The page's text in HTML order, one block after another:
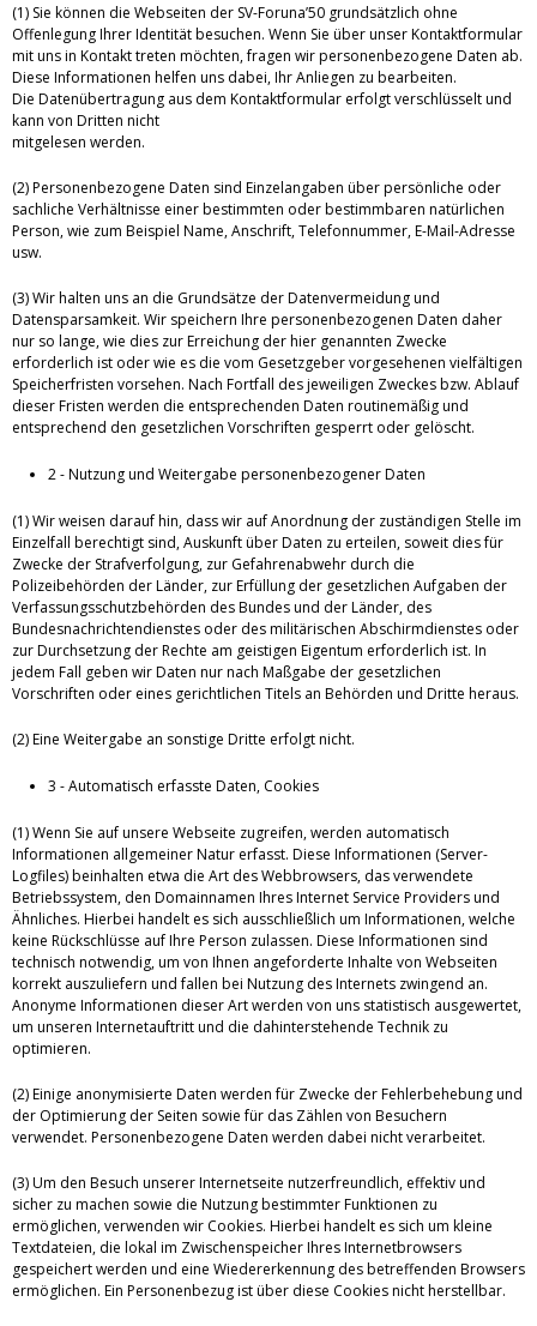
(1) Sie können die Webseiten der SV-Foruna’50 grundsätzlich ohne
Offenlegung Ihrer Identität besuchen. Wenn Sie über unser Kontaktformular
mit uns in Kontakt treten möchten, fragen wir personenbezogene Daten ab.
Diese Informationen helfen uns dabei, Ihr Anliegen zu bearbeiten.
Die Datenübertragung aus dem Kontaktformular erfolgt verschlüsselt und
kann von Dritten nicht
mitgelesen werden.
(2) Personenbezogene Daten sind Einzelangaben über persönliche oder
sachliche Verhältnisse einer bestimmten oder bestimmbaren natürlichen
Person, wie zum Beispiel Name, Anschrift, Telefonnummer, E-Mail-Adresse
usw.
(3) Wir halten uns an die Grundsätze der Datenvermeidung und
Datensparsamkeit. Wir speichern Ihre personenbezogenen Daten daher
nur so lange, wie dies zur Erreichung der hier genannten Zwecke
erforderlich ist oder wie es die vom Gesetzgeber vorgesehenen vielfältigen
Speicherfristen vorsehen. Nach Fortfall des jeweiligen Zweckes bzw. Ablauf
dieser Fristen werden die entsprechenden Daten routinemäßig und
entsprechend den gesetzlichen Vorschriften gesperrt oder gelöscht.
2 - Nutzung und Weitergabe personenbezogener Daten
(1) Wir weisen darauf hin, dass wir auf Anordnung der zuständigen Stelle im
Einzelfall berechtigt sind, Auskunft über Daten zu erteilen, soweit dies für
Zwecke der Strafverfolgung, zur Gefahrenabwehr durch die
Polizeibehörden der Länder, zur Erfüllung der gesetzlichen Aufgaben der
Verfassungsschutzbehörden des Bundes und der Länder, des
Bundesnachrichtendienstes oder des militärischen Abschirmdienstes oder
zur Durchsetzung der Rechte am geistigen Eigentum erforderlich ist. In
jedem Fall geben wir Daten nur nach Maßgabe der gesetzlichen
Vorschriften oder eines gerichtlichen Titels an Behörden und Dritte heraus.
(2) Eine Weitergabe an sonstige Dritte erfolgt nicht.
3 - Automatisch erfasste Daten, Cookies
(1) Wenn Sie auf unsere Webseite zugreifen, werden automatisch
Informationen allgemeiner Natur erfasst. Diese Informationen (Server-
Logfiles) beinhalten etwa die Art des Webbrowsers, das verwendete
Betriebssystem, den Domainnamen Ihres Internet Service Providers und
Ähnliches. Hierbei handelt es sich ausschließlich um Informationen, welche
keine Rückschlüsse auf Ihre Person zulassen. Diese Informationen sind
technisch notwendig, um von Ihnen angeforderte Inhalte von Webseiten
korrekt auszuliefern und fallen bei Nutzung des Internets zwingend an.
Anonyme Informationen dieser Art werden von uns statistisch ausgewertet,
um unseren Internetauftritt und die dahinterstehende Technik zu
optimieren.
(2) Einige anonymisierte Daten werden für Zwecke der Fehlerbehebung und
der Optimierung der Seiten sowie für das Zählen von Besuchern
verwendet. Personenbezogene Daten werden dabei nicht verarbeitet.
(3) Um den Besuch unserer Internetseite nutzerfreundlich, effektiv und
sicher zu machen sowie die Nutzung bestimmter Funktionen zu
ermöglichen, verwenden wir Cookies. Hierbei handelt es sich um kleine
Textdateien, die lokal im Zwischenspeicher Ihres Internetbrowsers
gespeichert werden und eine Wiedererkennung des betreffenden Browsers
ermöglichen. Ein Personenbezug ist über diese Cookies nicht herstellbar.